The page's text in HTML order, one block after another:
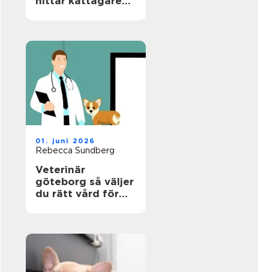
01. juni 2026
Rebecca Sundberg
Veterinär
göteborg så väljer
du rätt vård för